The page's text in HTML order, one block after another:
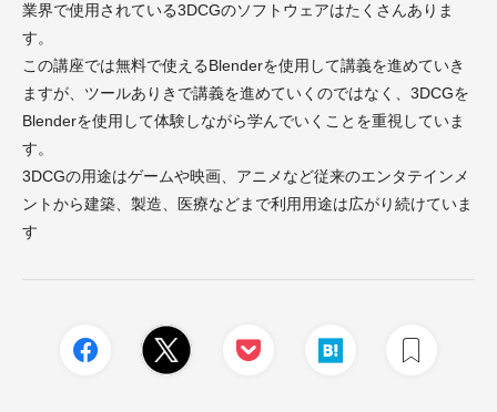
業界で使用されている3DCGのソフトウェアはたくさんありま
す。
この講座では無料で使えるBlenderを使用して講義を進めていき
ますが、ツールありきで講義を進めていくのではなく、3DCGを
Blenderを使用して体験しながら学んでいくことを重視していま
す。
3DCGの用途はゲームや映画、アニメなど従来のエンタテインメ
ントから建築、製造、医療などまで利用用途は広がり続けていま
す